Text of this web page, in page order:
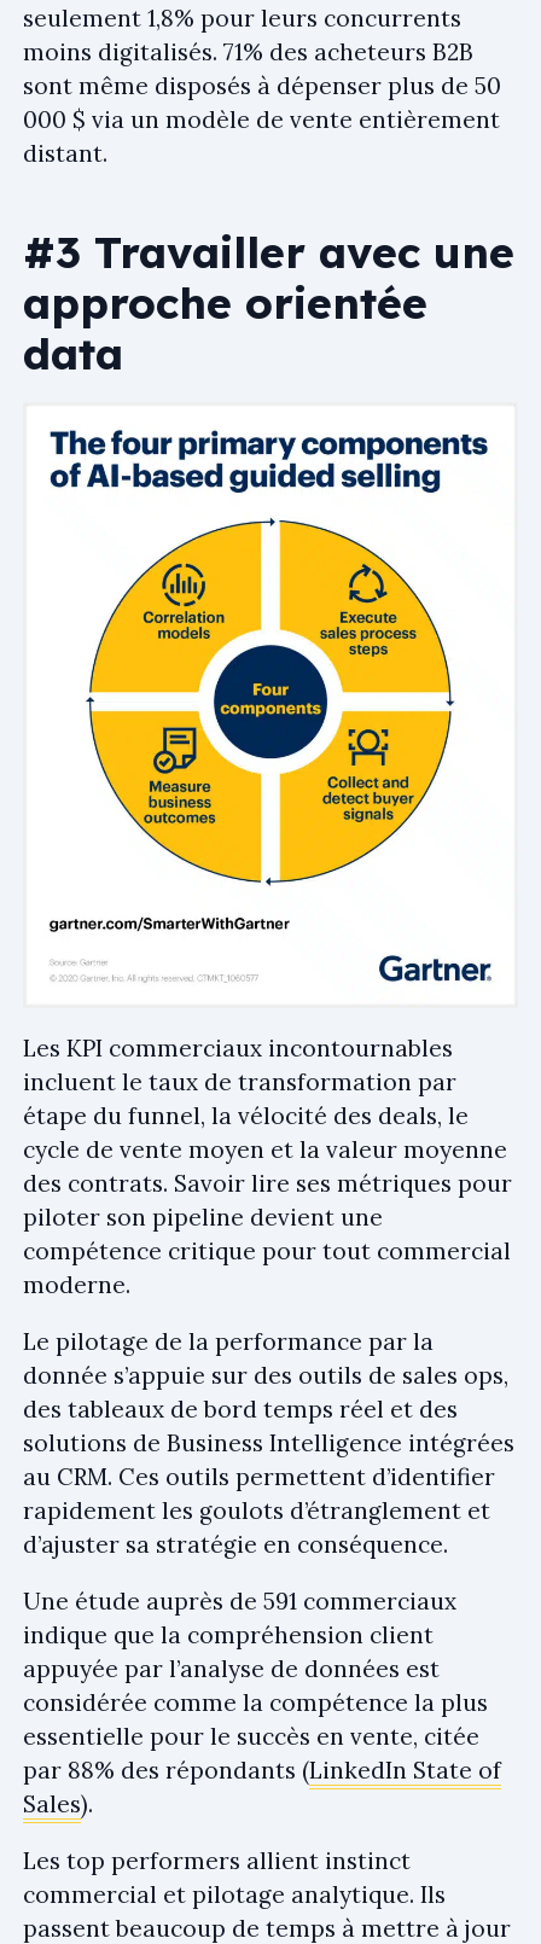
seulement 1,8% pour leurs concurrents
moins digitalisés. 71% des acheteurs B2B
sont même disposés à dépenser plus de 50
000 $ via un modèle de vente entièrement
distant.
#3 Travailler avec une
approche orientée
data
Les KPI commerciaux incontournables
incluent le taux de transformation par
étape du funnel, la vélocité des deals, le
cycle de vente moyen et la valeur moyenne
des contrats. Savoir lire ses métriques pour
piloter son pipeline devient une
compétence critique pour tout commercial
moderne.
Le pilotage de la performance par la
donnée s’appuie sur des outils de sales ops,
des tableaux de bord temps réel et des
solutions de Business Intelligence intégrées
au CRM. Ces outils permettent d’identifier
rapidement les goulots d’étranglement et
d’ajuster sa stratégie en conséquence.
Une étude auprès de 591 commerciaux
indique que la compréhension client
appuyée par l’analyse de données est
considérée comme la compétence la plus
essentielle pour le succès en vente, citée
par 88% des répondants (LinkedIn State of
Sales).
Les top performers allient instinct
commercial et pilotage analytique. Ils
passent beaucoup de temps à mettre à jour